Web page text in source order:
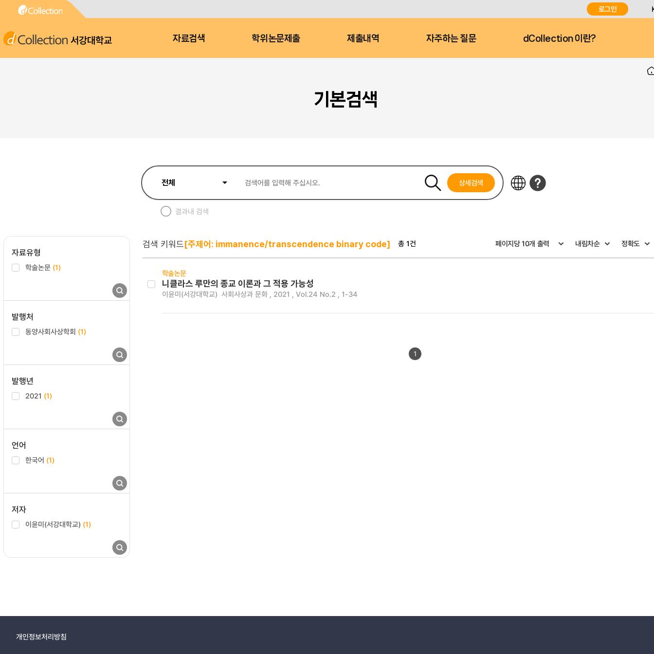
로그인
서강대학교 자료검색 학위논문제출 제출내역 자주하는 질문 dCollection 이란?
기본검색
상세검색
결과내 검색
자료유형
학술논문 (1)
발행처
동양사회사상학회 (1)
발행년
2021 (1)
언어
한국어 (1)
저자
이윤미(서강대학교) (1)
검색 키워드[주제어: immanence/transcendence binary code] 총 1건
학술논문
니클라스 루만의 종교 이론과 그 적용 가능성
이윤미(서강대학교) 사회사상과 문화 , 2021 , Vol.24 No.2 , 1-34
1
개인정보처리방침